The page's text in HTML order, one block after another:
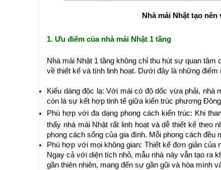
Nhà mái Nhật tạo
1. Ưu điểm của nhà mái Nhật 1 tầng
Nhà mái Nhật 1 tầng không chỉ thu hút sự quan
về thiết kế và tính linh hoạt. Dưới đây là những điểm
Kiểu dáng độc lạ: Với mái có độ dốc vừa phải, nhà
còn là sự kết hợp tinh tế giữa kiến trúc phương
Phù hợp với đa dạng phong cách kiến trúc: Khi
thấy nhà mái Nhật rất linh hoạt và dễ thiết kế theo
phong cách sống của gia đình. Mỗi phong cách đều
Phù hợp với mọi không gian: Thiết kế đơn giản của
Ngay cả với diện tích nhỏ, mẫu nhà này vẫn tạo ra
gần thiên nhiên, mang đến sự gần gũi và hòa mình